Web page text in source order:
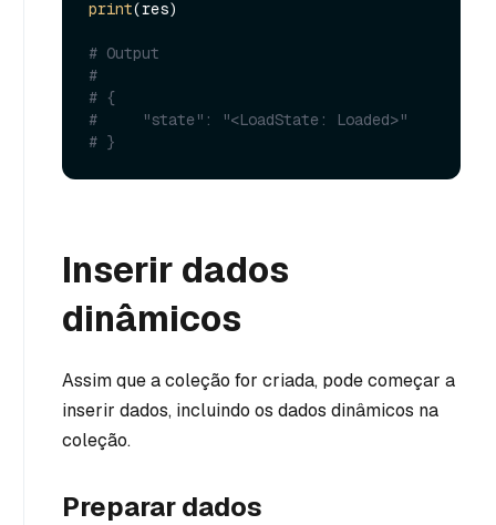
print(res)
# Output
#
# {
#     "state": "<LoadState: Loaded>"
# }
Inserir dados
dinâmicos
Assim que a coleção for criada, pode começar a
inserir dados, incluindo os dados dinâmicos na
coleção.
Preparar dados